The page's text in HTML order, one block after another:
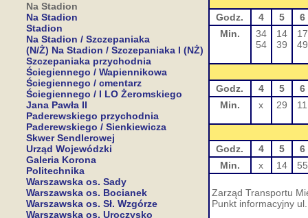
Na Stadion
Na Stadion
Stadion
Na Stadion / Szczepaniaka
(N/Ż) Na Stadion / Szczepaniaka I (NŻ)
Szczepaniaka przychodnia
Ściegiennego / Wapiennikowa
Ściegiennego / cmentarz
Ściegiennego / I LO Żeromskiego
Jana Pawła II
Paderewskiego przychodnia
Paderewskiego / Sienkiewicza
Skwer Sendlerowej
Urząd Wojewódzki
Galeria Korona
Politechnika
Warszawska os. Sady
Warszawska os. Bocianek
Warszawska os. Sł. Wzgórze
Warszawska os. Uroczysko
Godz. 4 5
6
Min.
34
54
14
39
17
49
Godz. 4 5
6
Min.
x 29 11
Godz. 4 5
6
Min.
x 14 55
Zarząd Transportu
Punkt informacyjny